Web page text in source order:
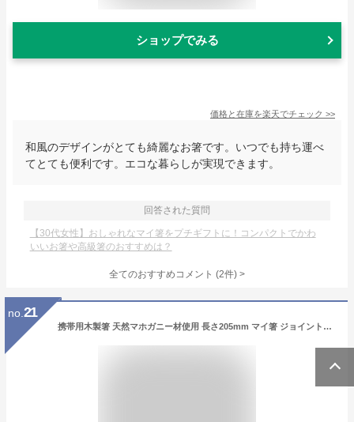
ショップでみる
価格と在庫を楽天でチェック >>
和風のデザインがとても綺麗なお箸です。いつでも持ち運べ
てとても便利です。エコな暮らしが実現できます。
回答された質問
【30代女性】おしゃれなマイ箸をプチギフトに！コンパクトでかわ
いいお箸や高級箸のおすすめは？
全てのおすすめコメント (2件) >
no. 21
携帯用木製箸 天然マホガニー材使用 長さ205mm マイ箸 ジョイント箸 経済的 エコ箸 お弁当 外食 登山やキャンプに エコ活動 収納袋付 FMTSDKHS210